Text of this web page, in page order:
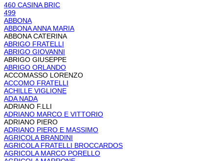
460 CASINA BRIC
499
ABBONA
ABBONA ANNA MARIA
ABBONA CATERINA
ABRIGO FRATELLI
ABRIGO GIOVANNI
ABRIGO GIUSEPPE
ABRIGO ORLANDO
ACCOMASSO LORENZO
ACCOMO FRATELLI
ACHILLE VIGLIONE
ADA NADA
ADRIANO F.LLI
ADRIANO MARCO E VITTORIO
ADRIANO PIERO
ADRIANO PIERO E MASSIMO
AGRICOLA BRANDINI
AGRICOLA FRATELLI BROCCARDOS
AGRICOLA MARCO PORELLO